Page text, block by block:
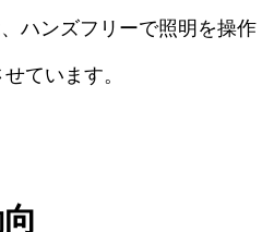
ハンズフリーで照明を操作
ています。